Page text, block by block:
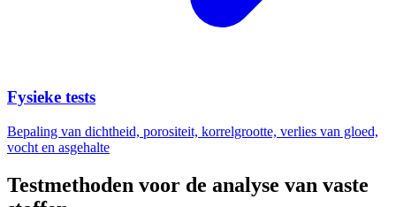
Fysieke tests
Bepaling van dichtheid, porositeit, korrelgrootte, verlies van gloed,
vocht en asgehalte
Testmethoden voor de analyse van vaste